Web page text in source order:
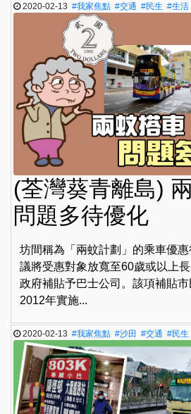
2020-02-13#我家焦點 #交通 #民生 #生活
(荃灣葵青離島)
問題多待優化
坊間稱為「兩蚊計劃」的乘車優
議將受惠對象放寬至60歲或以上
政府補貼予巴士公司。該項補貼
2012年實施...
2020-02-13#我家焦點 #沙田 #交通 #民生